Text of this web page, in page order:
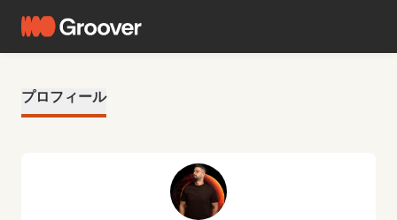
プロフィール